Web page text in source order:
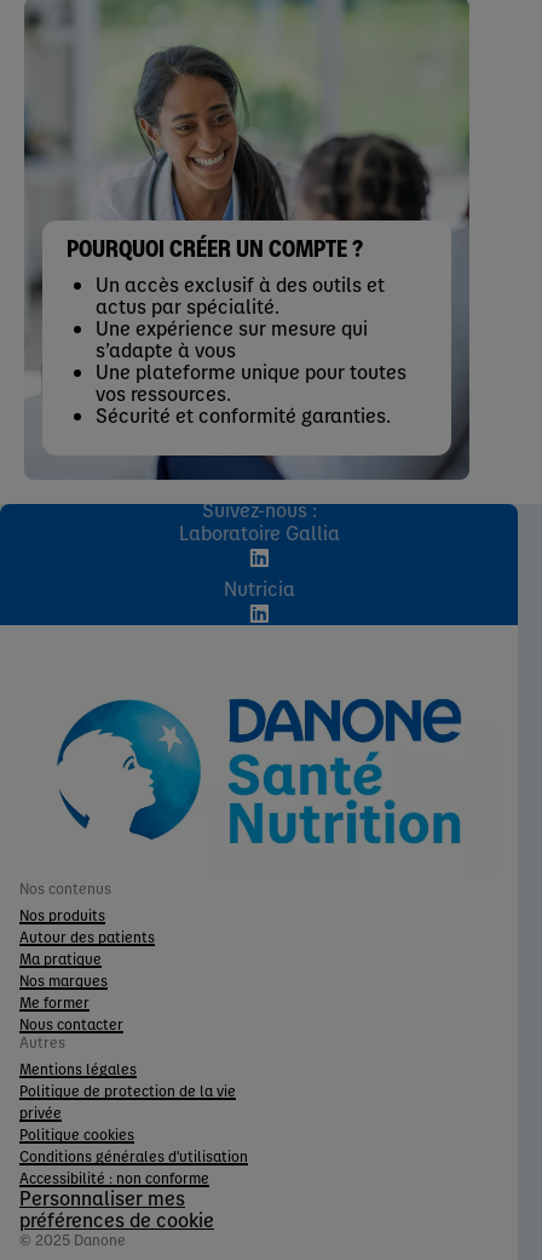
POURQUOI CRÉER UN COMPTE ?
Un accès exclusif à des outils et
actus par spécialité.
Une expérience sur mesure qui
s’adapte à vous
Une plateforme unique pour toutes
vos ressources.
Sécurité et conformité garanties.
Suivez-nous :
Laboratoire Gallia
Nutricia
Nos contenus
Nos produits
Autour des patients
Ma pratique
Nos marques
Me former
Nous contacter
Autres
Mentions légales
Politique de protection de la vie
privée
Politique cookies
Conditions générales d'utilisation
Accessibilité : non conforme
Personnaliser mes
préférences de cookie
© 2025 Danone